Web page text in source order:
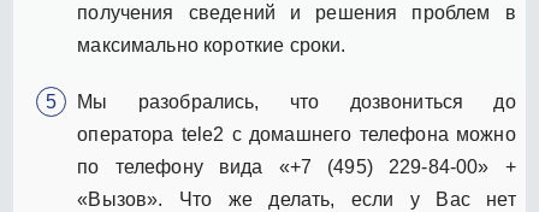
получения сведений и решения проблем в
максимально короткие сроки.
Мы разобрались, что дозвониться до
оператора tele2 с домашнего телефона можно
по телефону вида «+7 (495) 229-84-00» +
«Вызов». Что же делать, если у Вас нет